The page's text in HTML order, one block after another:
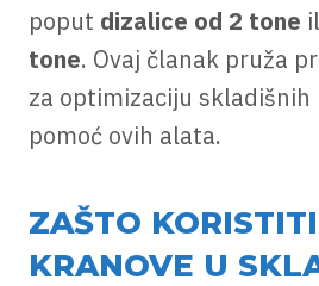
poput dizalice od 2 tone
tone. Ovaj članak pruža
za optimizaciju skladišnih
pomoć ovih alata.
ZAŠTO
KRANOVE U